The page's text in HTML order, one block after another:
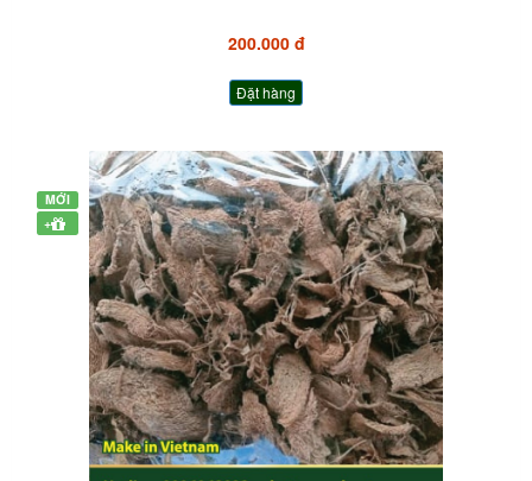
200.000 đ
Đặt hàng
MỚI
+